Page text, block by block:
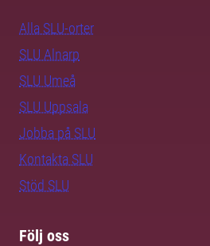
Alla SLU-orter
SLU Alnarp
SLU Umeå
SLU Uppsala
Jobba på SLU
Kontakta SLU
Stöd SLU
Följ oss